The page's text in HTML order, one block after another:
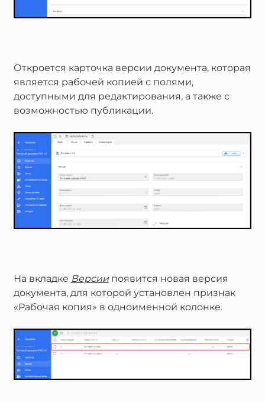
Откроется карточка версии документа, которая
является рабочей копией с полями,
доступными для редактирования, а также с
возможностью публикации.
На вкладке Версиипоявится новая версия
документа, для которой установлен признак
«Рабочая копия» в одноименной колонке.